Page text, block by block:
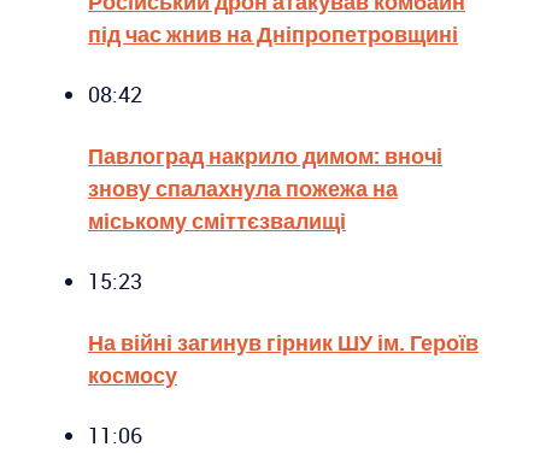
під час жнив на Дніпропетровщині
08:42
Павлоград накрило димом: вночі
знову спалахнула пожежа на
міському сміттєзвалищі
15:23
На війні загинув гірник ШУ ім. Героїв
космосу
11:06